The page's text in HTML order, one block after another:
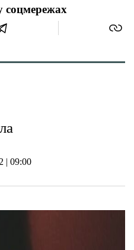
соцмережах
| 09:00